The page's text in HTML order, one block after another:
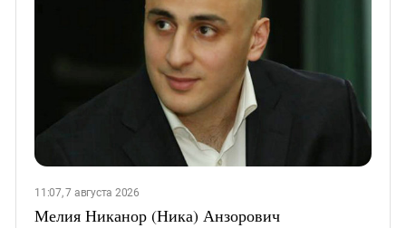
11:07, 7 августа 2026
Мелия Никанор (Ника) Анзорович